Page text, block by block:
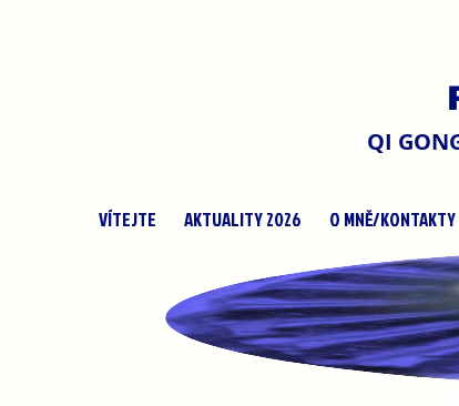
QI
VÍTEJTE AKTUALITY 2026 O MNĚ/KONTAKTY
PŘEHLED